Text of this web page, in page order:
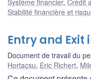
Stabilité financière et
Entry and Exit
Document de travail du
Hortaçsu, Eric Richert,